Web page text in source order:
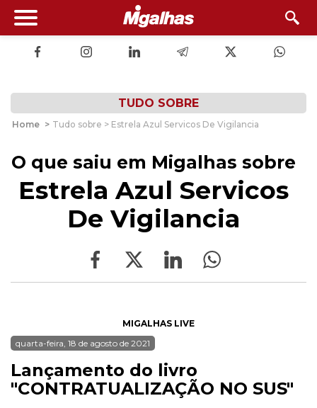
TUDO SOBRE
Home > Tudo sobre > Estrela Azul Servicos De Vigilancia
O que saiu em Migalhas sobre
Estrela Azul Servicos
De Vigilancia
MIGALHAS LIVE
quarta-feira, 18 de agosto de 2021
Lançamento do livro
"CONTRATUALIZAÇÃO NO SUS"